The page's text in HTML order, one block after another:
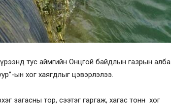
тус аймгийн Онцгой байдлын газрын алба
ын хог хаягдлыг цэвэрлэлээ.
загасны тор, сээтэг гаргаж, хагас тонн хог